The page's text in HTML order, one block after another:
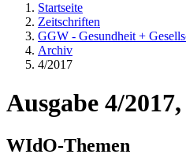
Startseite
Zeitschriften
GGW - Gesundheit +
Archiv
4/2017
Ausgabe 4/
WIdO-Themen